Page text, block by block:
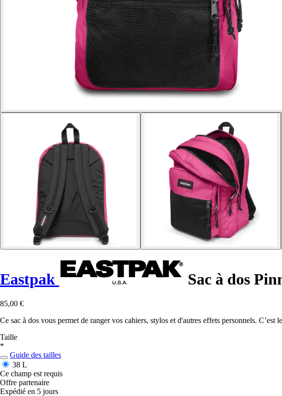
Eastpak Sac à dos
85,00 €
Ce sac à dos vous permet de ranger vos cahiers, stylos et d'autres effets personnels. C’est
Taille
*
Guide des tailles
38 L
Ce champ est requis
Offre partenaire
Expédié en 5 jours